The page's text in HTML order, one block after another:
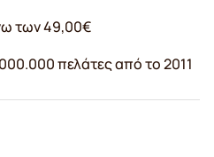
των 49,00€
πελάτες από το 2011